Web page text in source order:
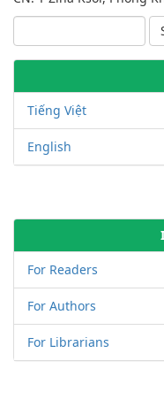
Tiếng Việt
English
For Readers
For Authors
For Librarians